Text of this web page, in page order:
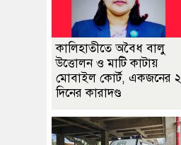
কালিহাতীতে অবৈধ বালু
উত্তোলন ও মাটি কাটায়
মোবাইল কোর্ট, একজনের ২
দিনের কারাদণ্ড